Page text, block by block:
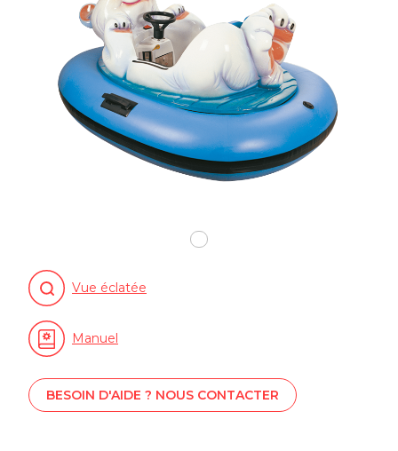
Vue éclatée
Manuel
BESOIN D'AIDE ? NOUS CONTACTER